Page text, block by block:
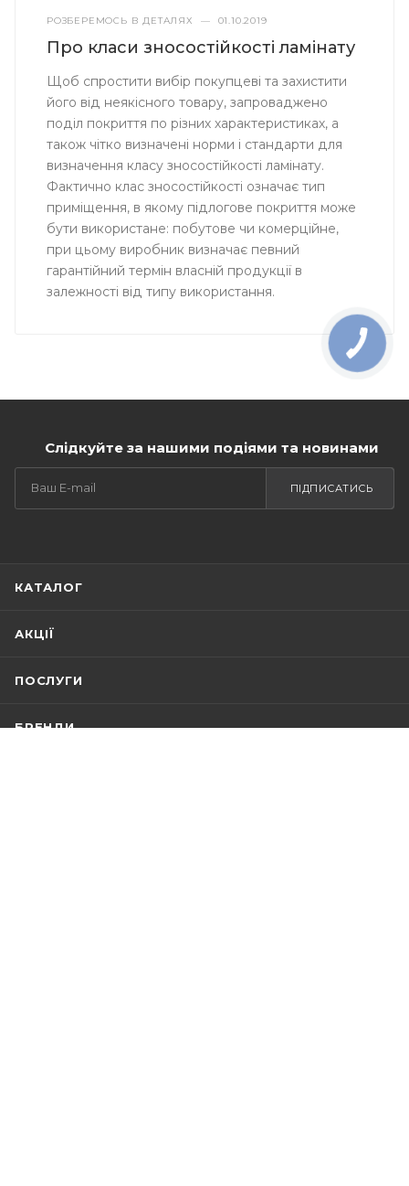
РОЗБЕРЕМОСЬ В ДЕТАЛЯХ — 01.10.2019
Про класи зносостійкості ламінату
Щоб спростити вибір покупцеві та захистити
його від неякісного товару, запроваджено
поділ покриття по різних характеристиках, а
також чітко визначені норми і стандарти для
визначення класу зносостійкості ламінату.
Фактично клас зносостійкості означає тип
приміщення, в якому підлогове покриття може
бути використане: побутове чи комерційне,
при цьому виробник визначає певний
гарантійний термін власній продукції в
залежності від типу використання.
Слідкуйте за нашими подіями та новинами
ПІДПИСАТИСЬ
КАТАЛОГ
АКЦІЇ
ПОСЛУГИ
БРЕНДИ